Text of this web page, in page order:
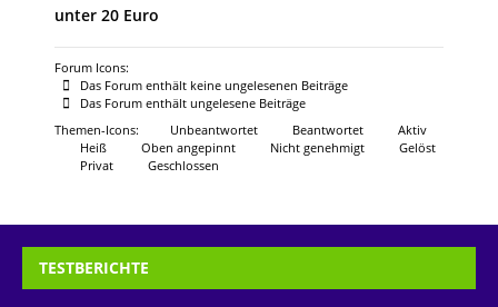
unter 20 Euro
Forum Icons:
Das Forum enthält keine ungelesenen Beiträge
Das Forum enthält ungelesene Beiträge
Themen-Icons:
Unbeantwortet Beantwortet
Aktiv
Heiß
Oben angepinnt Nicht genehmigt
Gelöst
Privat
Geschlossen
TESTBERICHTE